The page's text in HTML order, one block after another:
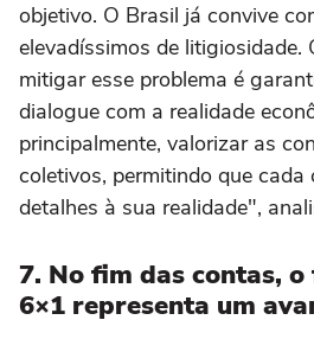
objetivo. O Brasil já convive
elevadíssimos de litigiosidade.
mitigar esse problema é
dialogue com a realidade
principalmente, valorizar as
coletivos, permitindo que
detalhes à sua realidade",
7. No fim das contas,
6×1 representa um